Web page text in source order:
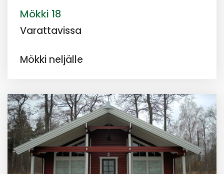
Mökki 18
Varattavissa
Mökki neljälle